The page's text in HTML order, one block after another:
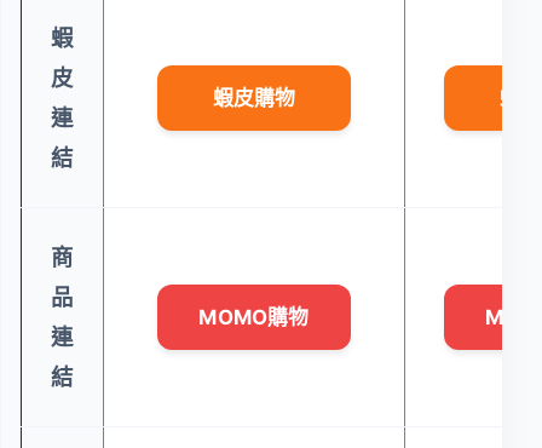
蝦
皮
連
結
蝦皮購物 蝦
商
品
連
結
MOMO購物